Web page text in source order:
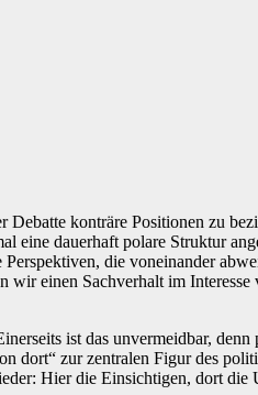
konträre Positionen zu
eine dauerhaft polare Struktur
die voneinander
einen Sachverhalt im
ist das unvermeidbar,
dort“ zur zentralen Figur des
Hier die Einsichtigen, dort die